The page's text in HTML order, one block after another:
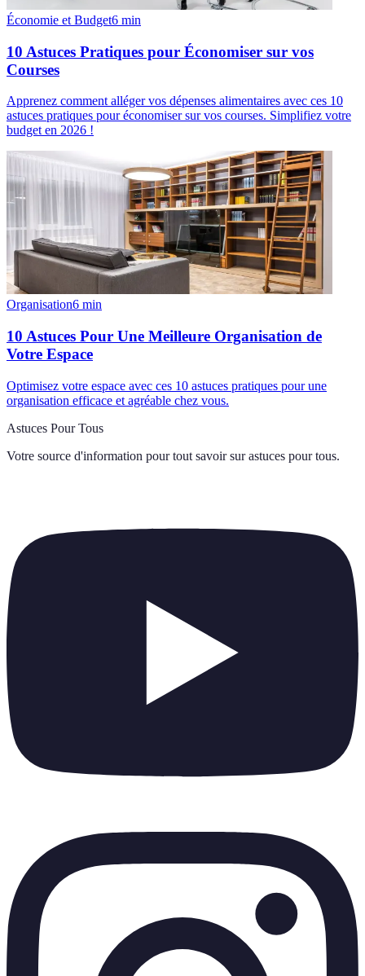
Économie et Budget6 min
10 Astuces Pratiques pour Économiser sur vos
Courses
Apprenez comment alléger vos dépenses alimentaires avec ces 10
astuces pratiques pour économiser sur vos courses. Simplifiez votre
budget en 2026 !
Organisation6 min
10 Astuces Pour Une Meilleure Organisation de
Votre Espace
Optimisez votre espace avec ces 10 astuces pratiques pour une
organisation efficace et agréable chez vous.
Astuces Pour Tous
Votre source d'information pour tout savoir sur astuces pour tous.